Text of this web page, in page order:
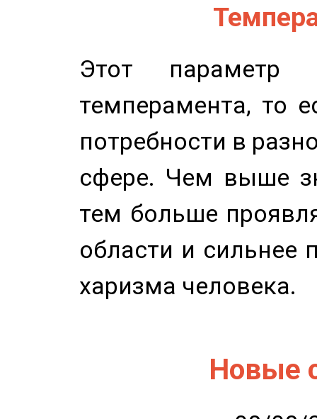
Этот параметр
темперамента, то
потребности в
сфере. Чем выше
тем больше
области и сильнее
харизма человека.
Новые